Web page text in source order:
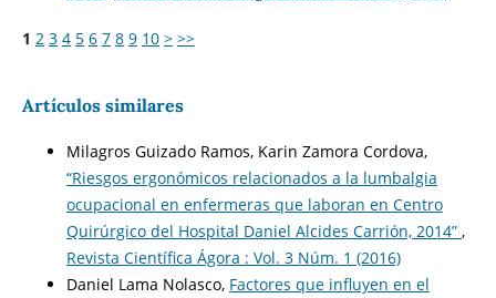
1 2 3 4 5 6 7 8 9 10 > >>
Artículos similares
Milagros Guizado Ramos, Karin Zamora Cordova,
“Riesgos ergonómicos relacionados a la lumbalgia
ocupacional en enfermeras que laboran en Centro
Quirúrgico del Hospital Daniel Alcides Carrión, 2014” ,
Revista Científica Ágora : Vol. 3 Núm. 1 (2016)
Daniel Lama Nolasco, Factores que influyen en el